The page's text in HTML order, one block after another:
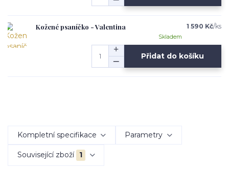
Kožené psaníčko - Valentina 1 590 Kč/ks
Skladem
Přidat do košíku
Kompletní specifikace Parametry
Související zboží 1